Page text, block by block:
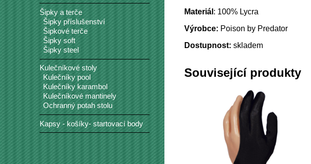
Materiál : 100% Lycra
Výrobce: Poison by Predator
Dostupnost: skladem
Související produkty
Šipky a terče
Šipky příslušenství
Šipkové terče
Šipky soft
Šipky steel
Kulečníkové stoly
Kulečníky pool
Kulečníky karambol
Kulečníkové mantinely
Ochranný potah stolu
Kapsy - košíky- startovací body